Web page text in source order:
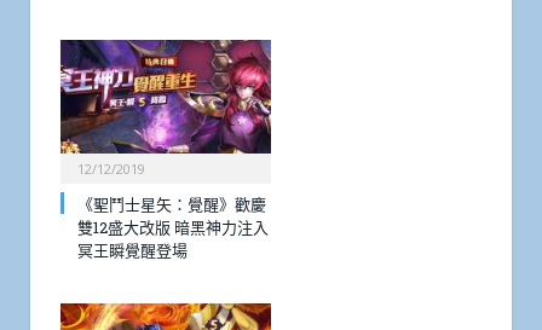
12/12/2019
《聖鬥士星矢：覺醒》歡慶
雙12盛大改版 暗黑神力注入
冥王瞬覺醒登場